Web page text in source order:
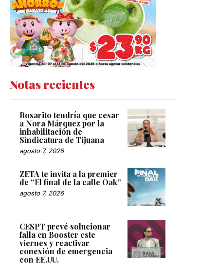
Notas recientes
Rosarito tendría que cesar
a Nora Márquez por la
inhabilitación de
Sindicatura de Tijuana
agosto 7, 2026
ZETA te invita a la premier
de “El final de la calle Oak”
agosto 7, 2026
CESPT prevé solucionar
falla en Booster este
viernes y reactivar
conexión de emergencia
con EE.UU.